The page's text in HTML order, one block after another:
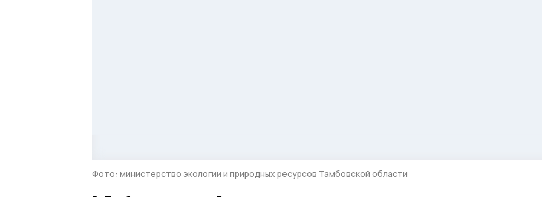
Фото: министерство экологии и природных ресурсов Тамбовской области